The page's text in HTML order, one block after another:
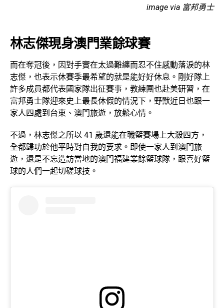
image via 富邦勇士
林志傑現身澳門業餘球賽
而在奪冠後，因對手實在太過難纏而忍不住感動落淚的林
志傑，也表示休賽季最希望的就是能好好休息。剛好隊上
許多成員都代表國家隊出征賽事，教練團也赴美研習，在
富邦勇士隊迎來史上最長休假的情況下，野獸近日也跟一
家人四處到台東、澳門旅遊，放鬆心情。
不過，林志傑之所以 41 歲還能在職籃賽場上大殺四方，
全都歸功於他平時對自我的要求。即使一家人到澳門旅
遊，還是不忘造訪當地的澳門福建業餘籃球隊，跟喜好籃
球的人們一起切磋球技。